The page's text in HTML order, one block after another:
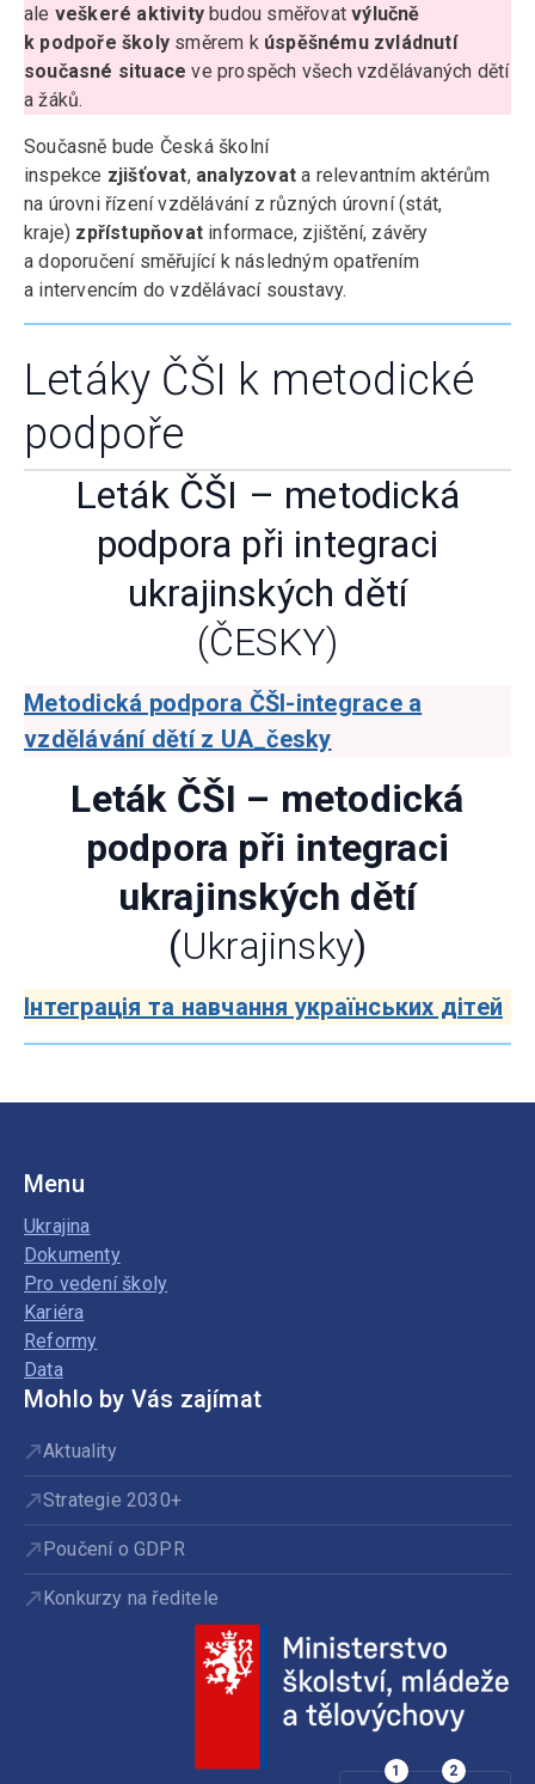
ale veškeré aktivity budou směřovatvýlučně
k podpoře školy směrem k úspěšnému zvládnutí
současné situace ve prospěch všech vzdělávaných dětí
a žáků.
Současně bude Česká školní
inspekce zjišťovat, analyzovat a relevantním aktérům
na úrovni řízení vzdělávání z různých úrovní (stát,
kraje) zpřístupňovat informace, zjištění, závěry
a doporučení směřující k následným opatřením
a intervencím do vzdělávací soustavy.
Letáky ČŠI k metodické
podpoře
Leták ČŠI – metodická
podpora při integraci
ukrajinských dětí
(ČESKY)
Metodická podpora ČŠI-integrace a
vzdělávání dětí z UA_česky
Leták ČŠI – metodická
podpora při integraci
ukrajinských dětí
(Ukrajinsky)
Інтеграція та навчання українських дітей
Menu
Ukrajina
Dokumenty
Pro vedení školy
Kariéra
Reformy
Data
Mohlo by Vás zajímat
Aktuality
Strategie 2030+
Poučení o GDPR
Konkurzy na ředitele